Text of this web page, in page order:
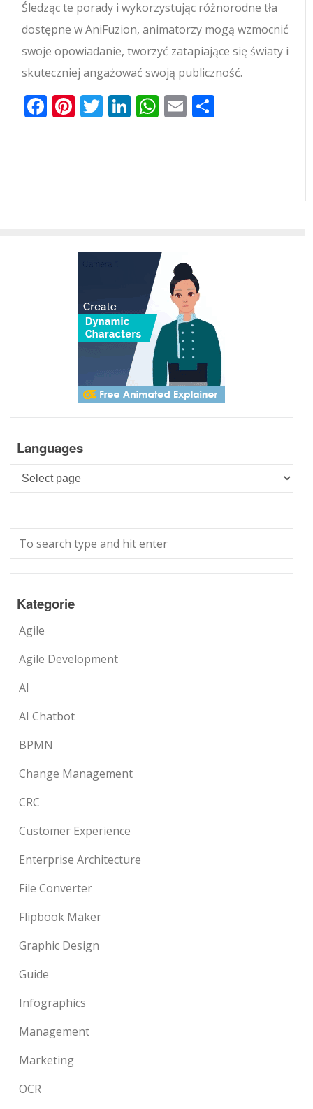
Śledząc te porady i wykorzystując różnorodne tła
dostępne w AniFuzion, animatorzy mogą wzmocnić
swoje opowiadanie, tworzyć zatapiające się światy i
skuteczniej angażować swoją publiczność.
Facebook
Pinterest
Twitter
LinkedIn
WhatsApp
Email
Languages
Languages
Kategorie
Agile
Agile Development
AI
AI Chatbot
BPMN
Change Management
CRC
Customer Experience
Enterprise Architecture
File Converter
Flipbook Maker
Graphic Design
Guide
Infographics
Management
Marketing
OCR